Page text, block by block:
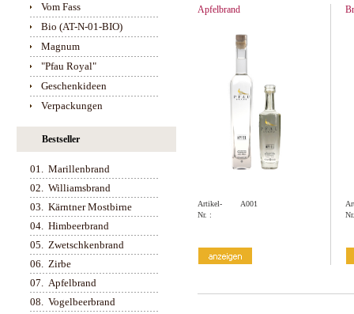
Vom Fass
Bio (AT-N-01-BIO)
Magnum
"Pfau Royal"
Geschenkideen
Verpackungen
Bestseller
01. Marillenbrand
02. Williamsbrand
03. Kärntner Mostbirne
04. Himbeerbrand
05. Zwetschkenbrand
06. Zirbe
07. Apfelbrand
08. Vogelbeerbrand
Apfelbrand
Artikel-
Nr. :
A001